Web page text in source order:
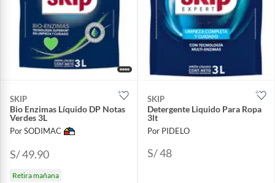
SKIP
Bio Enzimas Líquido DP Notas
Verdes 3L
Por SODIMAC
S/ 49.90
Retira mañana
SKIP
Detergente Liquido Para Ropa
3lt
Por PIDELO
S/ 48